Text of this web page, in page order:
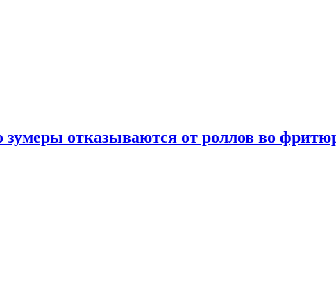
зумеры отказываются от роллов во